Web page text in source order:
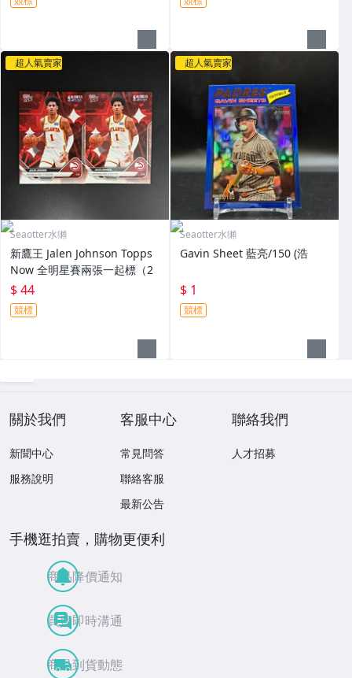
超人氣賣家
Seaotter水獺
新鷹王 Jalen Johnson Topps
Now 全明星賽兩張一起標（2
$ 44
競標
超人氣賣家
Seaotter水獺
Gavin Sheet 藍亮/150 (浩
$ 1
競標
關於我們
新聞中心
服務說明
客服中心
常見問答
聯絡客服
最新公告
聯絡我們
人才招募
手機逛拍賣，購物更便利
商品降價通知
買賣即時溝通
商品到貨動態